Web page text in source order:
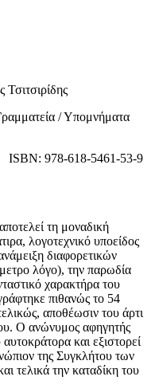
/ Υπομνήματα
ISBN: 978-618-5461-53-9
τη μοναδική
λογοτεχνικό υποείδος
διαφορετικών
λόγο), την παρωδία
χαρακτήρα του
πιθανώς το 54
αποθέωσιν του άρτι
Ο ανώνυμος αφηγητής
και εξιστορεί
της Συγκλήτου των
τελικά την καταδίκη του